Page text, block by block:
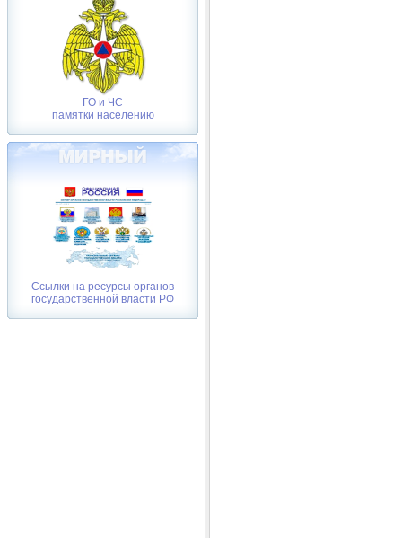
ГО и ЧС
памятки населению
Ссылки на ресурсы органов
государственной власти РФ